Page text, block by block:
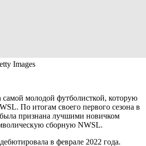
Images
самой молодой футболисткой, которую
По итогам своего первого сезона в
признана лучшими новичком
сборную NWSL.
в феврале 2022 года.